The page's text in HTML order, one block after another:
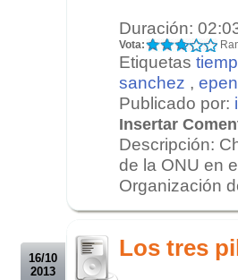
Duración:
Vota:
Etiquetas
sanchez ,
Publicado por:
Insertar
Descripción:
de la ONU en
Organización
16/10
2013
Los tres